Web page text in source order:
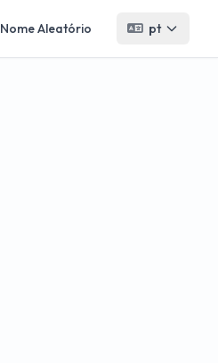
Nome Aleatório pt